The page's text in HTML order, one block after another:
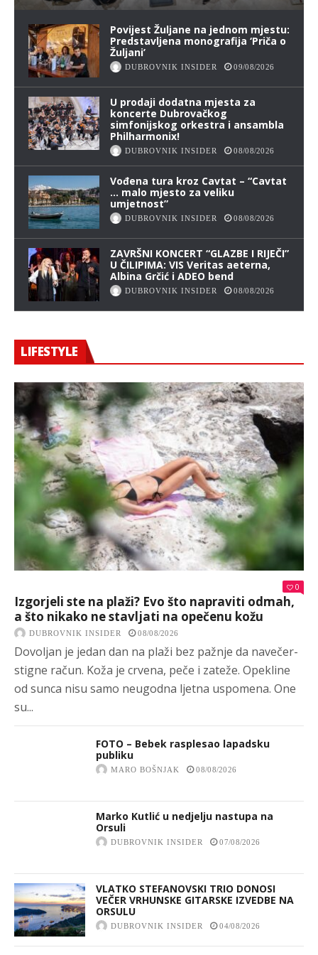
Povijest Žuljane na jednom mjestu:
Predstavljena monografija ‘Priča o
Žuljani’
DUBROVNIK INSIDER 09/08/2026
U prodaji dodatna mjesta za
koncerte Dubrovačkog
simfonijskog orkestra i ansambla
Philharmonix!
DUBROVNIK INSIDER 08/08/2026
Vođena tura kroz Cavtat – “Cavtat
… malo mjesto za veliku
umjetnost”
DUBROVNIK INSIDER 08/08/2026
ZAVRŠNI KONCERT “GLAZBE I RIJEČI”
U ČILIPIMA: VIS Veritas aeterna,
Albina Grčić i ADEO bend
DUBROVNIK INSIDER 08/08/2026
LIFESTYLE
0
Izgorjeli ste na plaži? Evo što napraviti odmah,
a što nikako ne stavljati na opečenu kožu
DUBROVNIK INSIDER 08/08/2026
Dovoljan je jedan dan na plaži bez pažnje da navečer-
stigne račun. Koža je crvena, peče i zateže. Opekline
od sunca nisu samo neugodna ljetna uspomena. One
su...
FOTO – Bebek rasplesao lapadsku
publiku
MARO BOŠNJAK 08/08/2026
Marko Kutlić u nedjelju nastupa na
Orsuli
DUBROVNIK INSIDER 07/08/2026
VLATKO STEFANOVSKI TRIO DONOSI
VEČER VRHUNSKE GITARSKE IZVEDBE NA
ORSULU
DUBROVNIK INSIDER 04/08/2026